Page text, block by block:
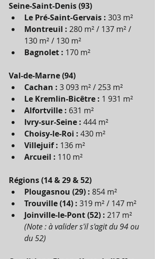
Seine-Saint-Denis (93)
Le Pré-Saint-Gervais : 303 m²
Montreuil : 280 m² / 137 m² /
130 m² / 130 m²
Bagnolet : 170 m²
Val-de-Marne (94)
Cachan : 3 093 m² / 253 m²
Le Kremlin-Bicêtre : 1 931 m²
Alfortville : 631 m²
Ivry-sur-Seine : 444 m²
Choisy-le-Roi : 430 m²
Villejuif : 136 m²
Arcueil : 110 m²
Régions (14 & 29 & 52)
Plougasnou (29) : 854 m²
Trouville (14) : 319 m² / 147 m²
Joinville-le-Pont (52) : 217 m²
(Note : à valider s'il s'agit du 94 ou
du 52)